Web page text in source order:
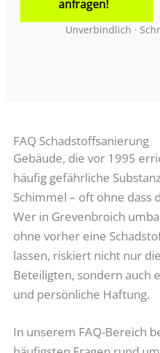
anfragen!
Unverbindlich ·
FAQ Schadstoffsanierung
Gebäude, die vor 1995
häufig gefährliche
Schimmel – oft ohne dass
Wer in Grevenbroich
ohne vorher eine
lassen, riskiert nicht nur
Beteiligten, sondern auch
und persönliche Haftung.
In unserem FAQ-Bereich